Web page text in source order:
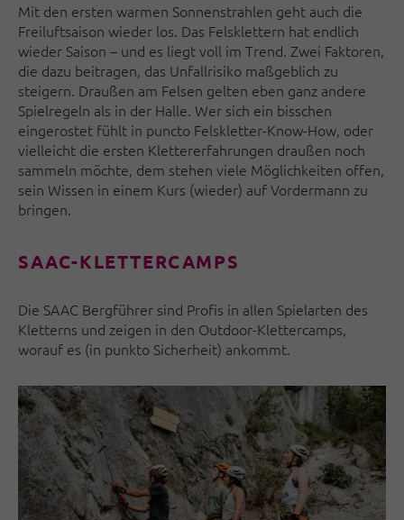
Mit den ersten warmen Sonnenstrahlen geht auch die
Freiluftsaison wieder los. Das Felsklettern hat endlich
wieder Saison – und es liegt voll im Trend. Zwei Faktoren,
die dazu beitragen, das Unfallrisiko maßgeblich zu
steigern. Draußen am Felsen gelten eben ganz andere
Spielregeln als in der Halle. Wer sich ein bisschen
eingerostet fühlt in puncto Felskletter-Know-How, oder
vielleicht die ersten Klettererfahrungen draußen noch
sammeln möchte, dem stehen viele Möglichkeiten offen,
sein Wissen in einem Kurs (wieder) auf Vordermann zu
bringen.
SAAC-KLETTERCAMPS
Die SAAC Bergführer sind Profis in allen Spielarten des
Kletterns und zeigen in den Outdoor-Klettercamps,
worauf es (in punkto Sicherheit) ankommt.